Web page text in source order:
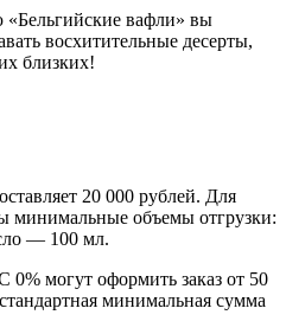
вафли» вы
восхитительные десерты,
близких!
20 000 рублей. Для
минимальные объемы отгрузки:
— 100 мл.
могут оформить заказ от 50
минимальная сумма